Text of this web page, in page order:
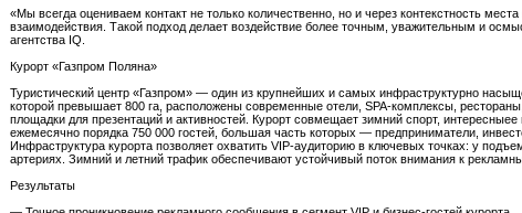
«Мы всегда оцениваем контакт не только количественно, но и через контекстность
взаимодействия. Такой подход делает воздействие более точным, уважительным и
агентства IQ.
Курорт «Газпром Поляна»
Туристический центр «Газпром» — один из крупнейших и самых инфраструктурно
которой превышает 800 га, расположены современные отели, SPA-комплексы,
площадки для презентаций и активностей. Курорт совмещает зимний спорт,
ежемесячно порядка 750 000 гостей, большая часть которых — предприниматели,
Инфраструктура курорта позволяет охватить VIP-аудиторию в ключевых точках: у
артериях. Зимний и летний трафик обеспечивают устойчивый поток внимания к
Результаты